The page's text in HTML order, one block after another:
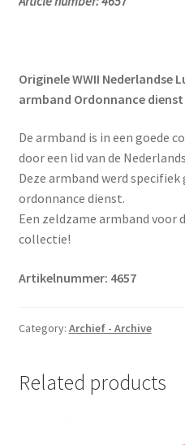
Originele WWII Nederlandse
armband Ordonnance dienst
De armband is in een goede
door een lid van de
Deze armband werd specifiek
ordonnance dienst.
Een zeldzame armband voor
collectie!
Artikelnummer: 4657
Category: Archief - Archive
Related products